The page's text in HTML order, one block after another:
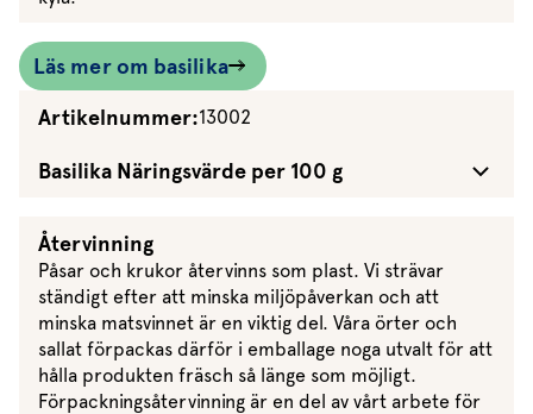
Läs mer om basilika
Artikelnummer:13002
Basilika Näringsvärde per 100 g
Återvinning
Påsar och krukor återvinns som plast. Vi strävar
ständigt efter att minska miljöpåverkan och att
minska matsvinnet är en viktig del. Våra örter och
sallat förpackas därför i emballage noga utvalt för att
hålla produkten fräsch så länge som möjligt.
Förpackningsåtervinning är en del av vårt arbete för